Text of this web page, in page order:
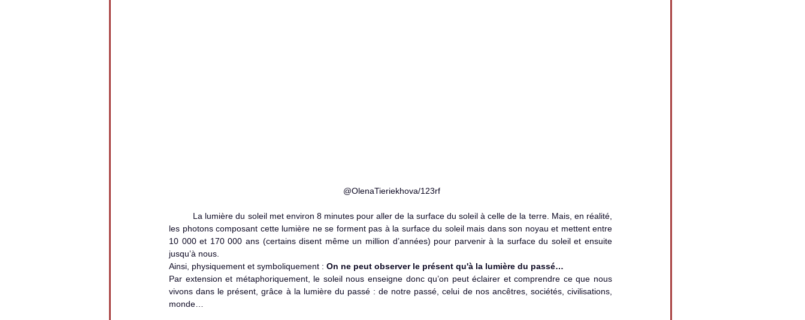
@OlenaTieriekhova/123rf
les photons composant cette lumière ne se forment pas à la surface du soleil mais dans son noyau et mettent entre
10 000 et 170 000 ans (certains disent même un million d’années) pour parvenir à la surface du soleil et ensuite
jusqu’à nous.
Ainsi, physiquement et symboliquement : On ne peut observer le présent qu'à la lumière du passé…
Par extension et métaphoriquement, le soleil nous enseigne donc qu’on peut éclairer et comprendre ce que nous
vivons dans le présent, grâce à la lumière du passé : de notre passé, celui de nos ancêtres, sociétés, civilisations,
monde…